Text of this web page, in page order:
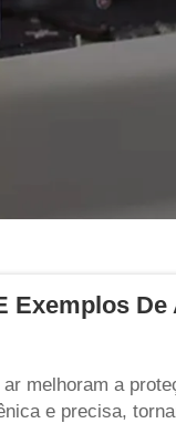
Conjunto
Garrafas
Exemplos
melhoram a
e precisa,